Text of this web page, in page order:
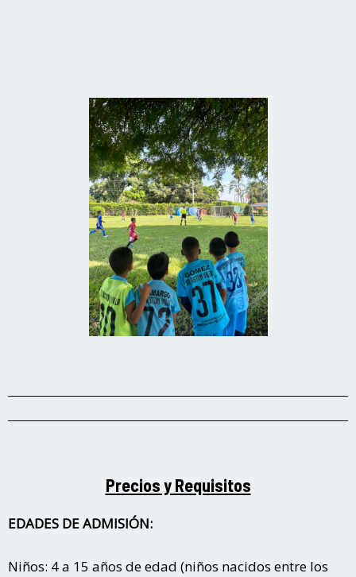
Precios y Requisitos
EDADES DE ADMISIÓN:
Niños: 4 a 15 años de edad (niños nacidos entre los